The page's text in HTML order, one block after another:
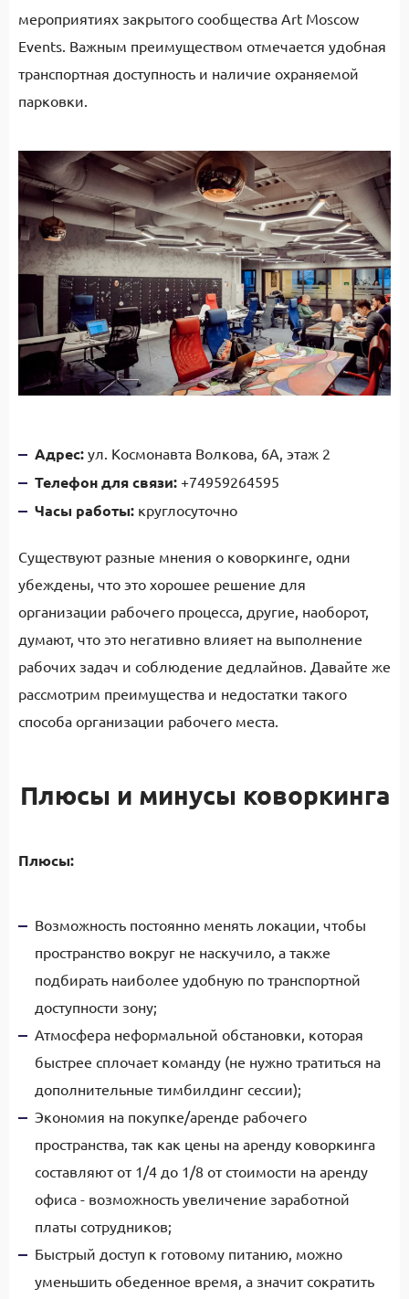
мероприятиях закрытого сообщества Art Moscow
Events. Важным преимуществом отмечается удобная
транспортная доступность и наличие охраняемой
парковки.
Адрес: ул. Космонавта Волкова, 6А, этаж 2
Телефон для связи: +74959264595
Часы работы: круглосуточно
Существуют разные мнения о коворкинге, одни
убеждены, что это хорошее решение для
организации рабочего процесса, другие, наоборот,
думают, что это негативно влияет на выполнение
рабочих задач и соблюдение дедлайнов. Давайте же
рассмотрим преимущества и недостатки такого
способа организации рабочего места.
Плюсы и минусы коворкинга
Плюсы:
Возможность постоянно менять локации, чтобы
пространство вокруг не наскучило, а также
подбирать наиболее удобную по транспортной
доступности зону;
Атмосфера неформальной обстановки, которая
быстрее сплочает команду (не нужно тратиться на
дополнительные тимбилдинг сессии);
Экономия на покупке/аренде рабочего
пространства, так как цены на аренду коворкинга
составляют от 1/4 до 1/8 от стоимости на аренду
офиса - возможность увеличение заработной
платы сотрудников;
Быстрый доступ к готовому питанию, можно
уменьшить обеденное время, а значит сократить